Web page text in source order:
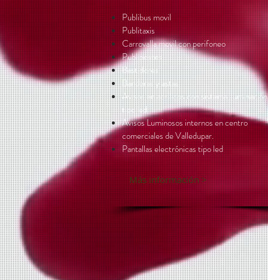
Publibus movil
Publitaxis
Carrovalla movil con perifoneo
Publipostes
Bastidores
Banderas y astas
Avisos en acrilicos con sistema iluminación
tipo led
Avisos Luminosos internos en centro
comerciales de Valledupar.
Pantallas electrónicas tipo led
Más información >